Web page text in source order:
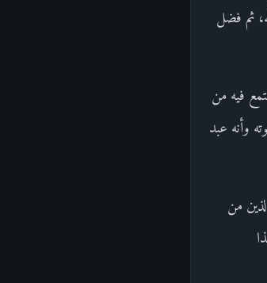
ثم فضل
فيه من
وأنه عبد
من